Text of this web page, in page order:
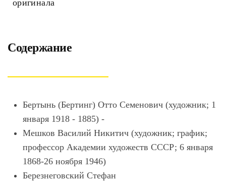
оригинала
Содержание
Бертынь (Бертинг) Отто Семенович (художник; 1
января 1918 - 1885) -
Мешков Василий Никитич (художник; график;
профессор Академии художеств СССР; 6 января
1868-26 ноября 1946)
Березнеговский Стефан